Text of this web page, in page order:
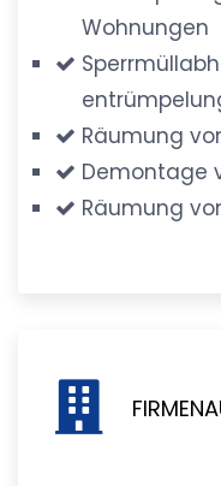
Wohnungen
Räumung
Demontage
Räumung